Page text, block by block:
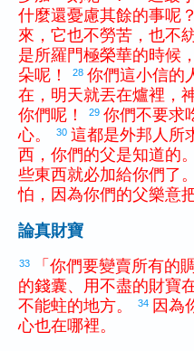
什麼還憂慮其餘的事呢 ？
來 ， 它也不勞苦 ， 也不
是所羅門極榮華的時候 ，
朵呢 ！ 28 你們這小信的
在 ， 明天就丟在爐裡 ，
你們呢 ！ 29 你們不要求
心。 30 這都是外邦人 所
西 ， 你們的父是知道的。
些東西就必加給你們了 。
怕 ， 因為你們的父樂意
論真財寶
33 「 你們要變賣所有的
的錢囊、 用不盡的財寶
不能蛀的地方。 34 因為
心也在哪裡。